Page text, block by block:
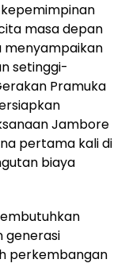
masa depan
menyampaikan
setinggi-
Pramuka
Jambore
pertama kali di
biaya
generasi
perkembangan